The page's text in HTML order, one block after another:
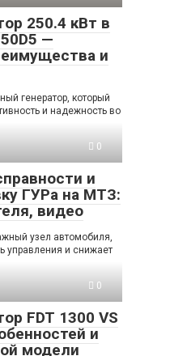
250.4 кВт в
—
и
генератор, который
и надежность во
0
и
ГУРа на МТЗ:
видео
узел автомобиля,
управления и снижает
0
FDT 1300 VS
и
модели